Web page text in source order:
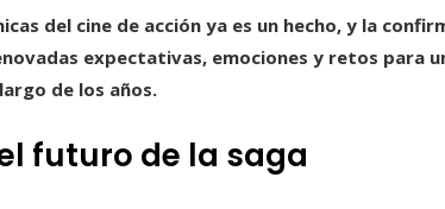
del cine de acción ya es un hecho, y la
expectativas, emociones y retos para
de los años.
futuro de la saga